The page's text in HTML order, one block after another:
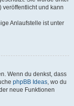
veröffentlicht und kann
Anlaufstelle ist unter
Wenn du denkst, dass
phpBB Ideas, wo du
neue Funktionen